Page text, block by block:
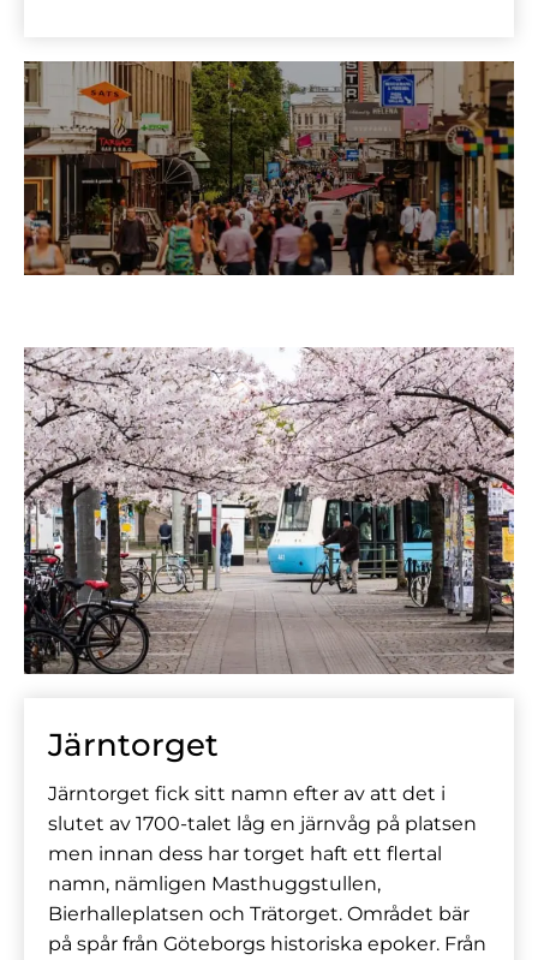
Järntorget
Järntorget fick sitt namn efter av att det i
slutet av 1700-talet låg en järnvåg på platsen
men innan dess har torget haft ett flertal
namn, nämligen Masthuggstullen,
Bierhalleplatsen och Trätorget. Området bär
på spår från Göteborgs historiska epoker. Från